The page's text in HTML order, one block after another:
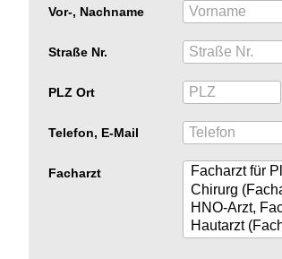
Vor-, Nachname
Straße Nr.
PLZ Ort
Telefon, E-Mail
Facharzt